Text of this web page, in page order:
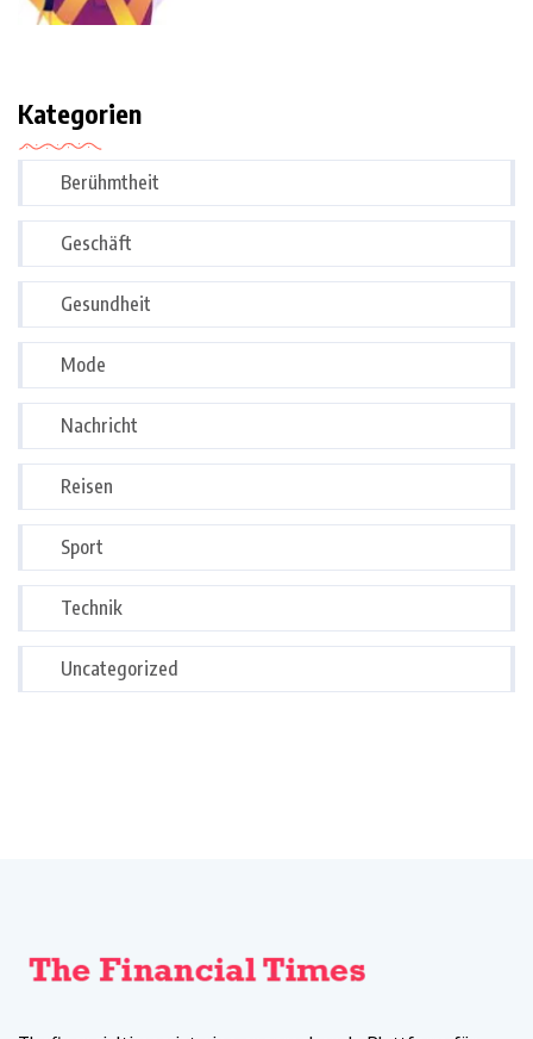
Kategorien
Berühmtheit
Geschäft
Gesundheit
Mode
Nachricht
Reisen
Sport
Technik
Uncategorized